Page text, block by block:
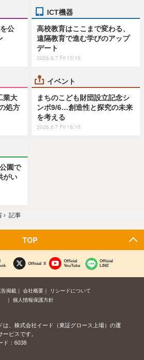
公
ICT機器
高校教育はここまで変わる、
遠隔教育で進む学びのアップ
デート
2026.8.7 Fri 15:15
業大
処方
イベント
まちのこども財団設立記念シ
ンポ9/6…創造性と探究の未来
を考える
2026.8.7 Fri 16:15
園で
がい
› 記事
TOP
Official X
Official
YouTube
Official
LINE
告掲載 会社概要
リシードについて
個人情報保護方針
は、株式会社イード（東証グロース上場）の運
ービスです。
ド：6038